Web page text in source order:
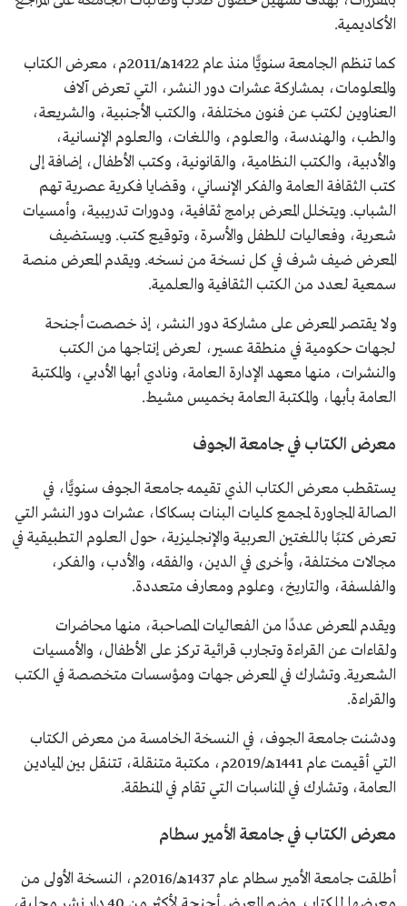
الأكاديمية.
كما تنظم الجامعة سنويًّا منذ عام 1422هـ/2011م، معرض الكتاب
والمعلومات، بمشاركة عشرات دور النشر، التي تعرض آلاف
العناوين لكتب عن فنون مختلفة، والكتب الأجنبية، والشريعة،
والطب، والهندسة، والعلوم، واللغات، والعلوم الإنسانية،
والأدبية، والكتب النظامية، والقانونية، وكتب الأطفال، إضافة إلى
كتب الثقافة العامة والفكر الإنساني، وقضايا فكرية عصرية تهم
الشباب. ويتخلل المعرض برامج ثقافية، ودورات تدريبية، وأمسيات
شعرية، وفعاليات للطفل والأسرة، وتوقيع كتب. ويستضيف
المعرض ضيف شرف في كل نسخة من نسخه. ويقدم المعرض منصة
سمعية لعدد من الكتب الثقافية والعلمية.
ولا يقتصر المعرض على مشاركة دور النشر، إذ خصصت أجنحة
لجهات حكومية في منطقة عسير، لعرض إنتاجها من الكتب
والنشرات، منها معهد الإدارة العامة، ونادي أبها الأدبي، والمكتبة
العامة بأبها، والمكتبة العامة بخميس مشيط.
معرض الكتاب في جامعة الجوف
يستقطب معرض الكتاب الذي تقيمه جامعة الجوف سنويًّا، في
الصالة المجاورة لمجمع كليات البنات بسكاكا، عشرات دور النشر التي
تعرض كتبًا باللغتين العربية والإنجليزية، حول العلوم التطبيقية في
مجالات مختلفة، وأخرى في الدين، والفقه، والأدب، والفكر،
والفلسفة، والتاريخ، وعلوم ومعارف متعددة.
ويقدم المعرض عددًا من الفعاليات المصاحبة، منها محاضرات
ولقاءات عن القراءة وتجارب قرائية تركز على الأطفال، والأمسيات
الشعرية. وتشارك في المعرض جهات ومؤسسات متخصصة في الكتب
والقراءة.
ودشنت جامعة الجوف، في النسخة الخامسة من معرض الكتاب
التي أقيمت عام 1441هـ/2019م، مكتبة متنقلة، تتنقل بين الميادين
العامة، وتشارك في المناسبات التي تقام في المنطقة.
معرض الكتاب في جامعة الأمير سطام
أطلقت جامعة الأمير سطام عام 1437هـ/2016م، النسخة الأولى من